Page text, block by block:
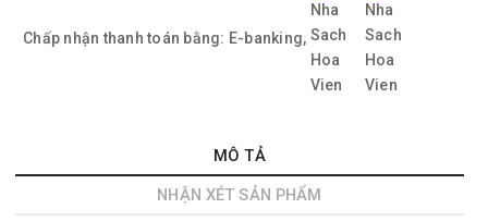
Chấp nhận thanh toán bằng: E-banking,
MÔ TẢ
NHẬN XÉT SẢN PHẨM